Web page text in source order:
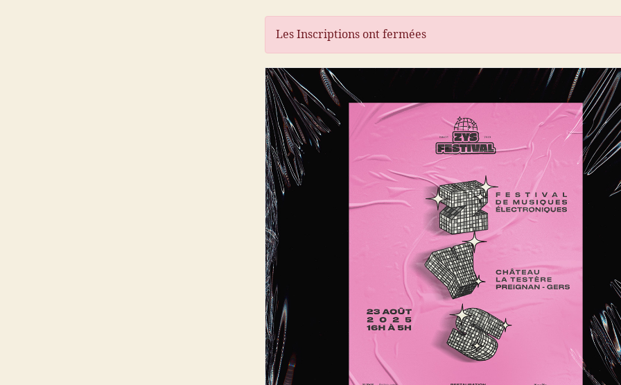
Les Inscriptions ont fermées